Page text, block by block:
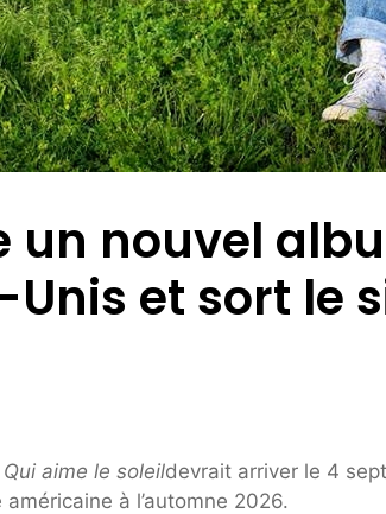
un nouvel
et sort le
Qui aime le soleildevrait arriver le 4
à l’automne 2026.